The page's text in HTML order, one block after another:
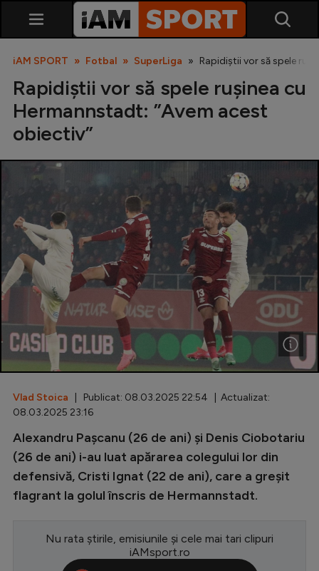
SuperLiga
Liga 2
Cupa României
Echipa Națională
U21
Fotbal feminin
Special
Diverse
Inedit
Champions League
Conference League
iAM SPORT Fotbal SuperLiga Rapidiștii vor să spele
Rapidiștii vor să spele rușinea cu
Hermannstadt: ”Avem acest
obiectiv”
Vlad Stoica | Publicat: 08.03.2025 22:54 | Actualizat:
08.03.2025 23:16
Alexandru Pașcanu (26 de ani) și Denis Ciobotariu
(26 de ani) i-au luat apărarea colegului lor din
defensivă, Cristi Ignat (22 de ani), care a greșit
flagrant la golul înscris de Hermannstadt.
Nu rata știrile, emisiunile și cele mai tari clipuri
iAMsport.ro